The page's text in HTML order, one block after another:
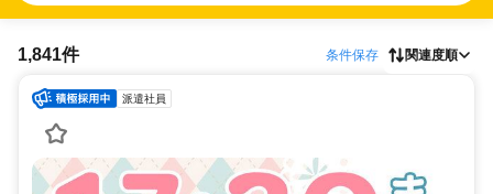
1,841件 条件保存 関連度順
派遣社員